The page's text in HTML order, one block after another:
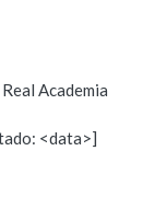
Academia
<data>]